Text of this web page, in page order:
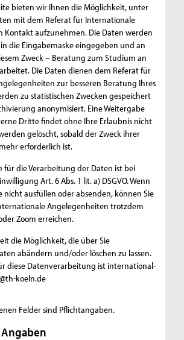
bieten wir Ihnen die Möglichkeit, unter
mit dem Referat für Internationale
Kontakt aufzunehmen. Die Daten werden
die Eingabemaske eingegeben und an
Zweck – Beratung zum Studium an
Die Daten dienen dem Referat für
zur besseren Beratung Ihres
zu statistischen Zwecken gespeichert
anonymisiert. Eine Weitergabe
Dritte findet ohne Ihre Erlaubnis nicht
gelöscht, sobald der Zweck ihrer
erforderlich ist.
für die Verarbeitung der Daten ist bei
Art. 6 Abs. 1 lit. a) DSGVO. Wenn
nicht ausfüllen oder absenden, können Sie
Angelegenheiten trotzdem
Zoom erreichen.
die Möglichkeit, die über Sie
abändern und/oder löschen zu lassen.
diese Datenverarbeitung ist international-
koeln.de
Felder sind Pflichtangaben.